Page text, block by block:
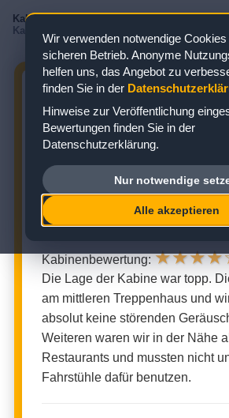
Kabinenbewertungen
Kabine 4265
AIDAPRIMA KABINE
BEWERTUNG
Zielgebiet: Nordeuropa
MEERBLICKKABINE
Kabinenbewertung: ★★★★
Die Lage der Kabine war topp.
am mittleren Treppenhaus und
absolut keine störenden
Weiteren waren wir in der Nähe
Restaurants und mussten nicht
Fahrstühle dafür benutzen.
Wir verwenden notwendige
sicheren Betrieb. Anonyme
helfen uns, das Angebot zu
finden Sie in der
Hinweise zur Veröffentlichung
Bewertungen finden Sie in der
Datenschutzerklärung.
Nur notwendige
Alle akzeptieren